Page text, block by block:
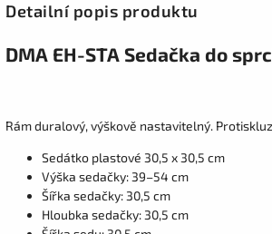
Detailní popis produktu
DMA EH-STA Sedačka do
Rám duralový, výškově nastavitelný.
Sedátko plastové 30,5 x 30,5 cm
Výška sedačky: 39–54 cm
Šířka sedačky: 30,5 cm
Hloubka sedačky: 30,5 cm